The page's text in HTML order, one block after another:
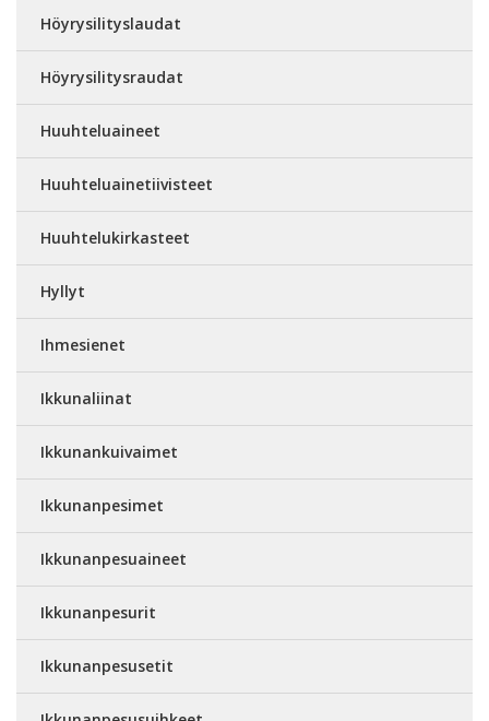
Höyrysilityslaudat
Höyrysilitysraudat
Huuhteluaineet
Huuhteluainetiivisteet
Huuhtelukirkasteet
Hyllyt
Ihmesienet
Ikkunaliinat
Ikkunankuivaimet
Ikkunanpesimet
Ikkunanpesuaineet
Ikkunanpesurit
Ikkunanpesusetit